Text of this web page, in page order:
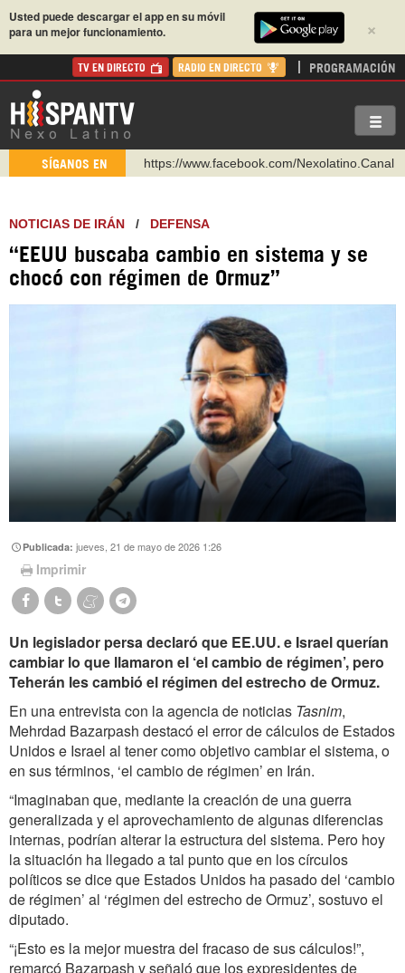
×
Usted puede descargar el app en su móvil
para un mejor funcionamiento.
TV EN DIRECTO RADIO EN DIRECTO PROGRAMACIÓN
SÍGANOS EN
https://www.facebook.com/Nexolatino.Canal
http://twitter.com/nexo_latino
https://t.me/hispantvcanal
https://urmedium.com/c/hispantv
Instagram como: hispan_tv
NOTICIAS DE IRÁN / DEFENSA
“EEUU buscaba cambio en sistema y se
chocó con régimen de Ormuz”
Publicada:jueves, 21 de mayo de 2026 1:26
Imprimir
Un legislador persa declaró que EE.UU. e Israel querían
cambiar lo que llamaron el ‘el cambio de régimen’, pero
Teherán les cambió el régimen del estrecho de Ormuz.
En una entrevista con la agencia de noticias Tasnim,
Mehrdad Bazarpash destacó el error de cálculos de Estados
Unidos e Israel al tener como objetivo cambiar el sistema, o
en sus términos, ‘el cambio de régimen’ en Irán.
“Imaginaban que, mediante la creación de una guerra
generalizada y el aprovechamiento de algunas diferencias
internas, podrían alterar la estructura del sistema. Pero hoy
la situación ha llegado a tal punto que en los círculos
políticos se dice que Estados Unidos ha pasado del ‘cambio
de régimen’ al ‘régimen del estrecho de Ormuz’, sostuvo el
diputado.
“¡Esto es la mejor muestra del fracaso de sus cálculos!”,
remarcó Bazarpash y señaló que los expresidentes de